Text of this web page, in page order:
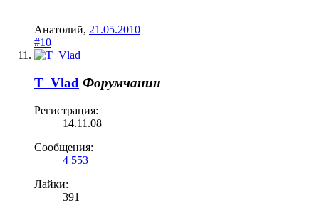
Анатолий, 21.05.2010
#10
T_Vlad Форумчанин
Регистрация:
14.11.08
Сообщения:
4 553
Лайки:
391